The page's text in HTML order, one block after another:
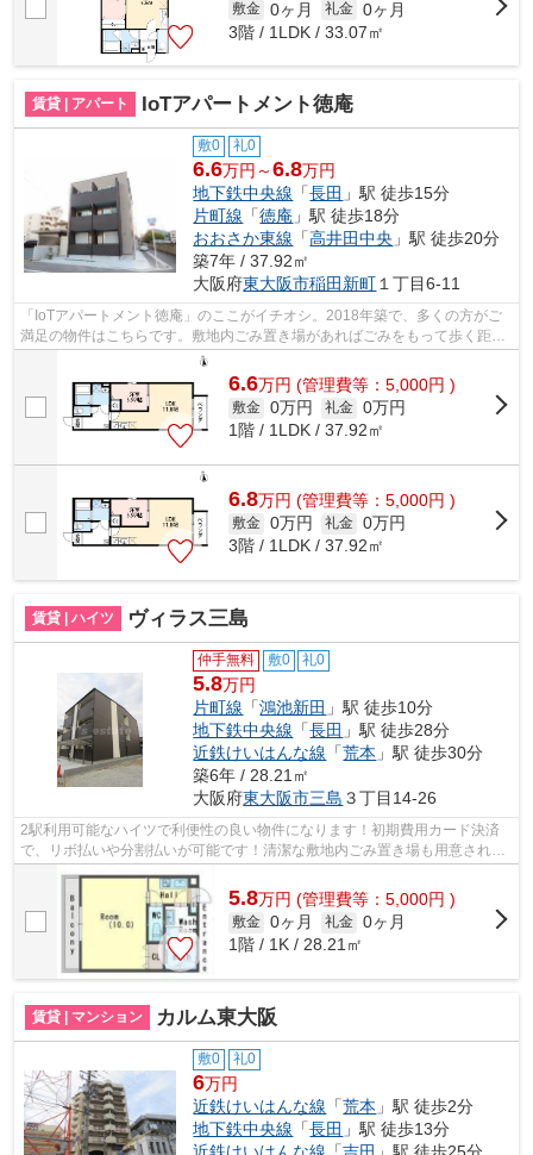
敷金 0ヶ月 礼金 0ヶ月
3階 / 1LDK / 33.07㎡
賃貸 | アパート IoTアパートメント徳庵
敷0 礼0
6.6万円～6.8万円
地下鉄中央線 「長田 」駅 徒歩15分
片町線 「徳庵 」駅 徒歩18分
おおさか東線 「高井田中央 」駅 徒歩20分
築7年 / 37.92㎡
大阪府東大阪市稲田新町 １丁目6-11
「IoTアパートメント徳庵」のここがイチオシ。2018年築で、多くの方がご
満足の物件はこちらです。敷地内ごみ置き場があればごみをもって歩く距離
も少なくてすみます。こちらの物件は、...
6.6万円 (管理費等：5,000円 )
敷金 0万円 礼金 0万円
1階 / 1LDK / 37.92㎡
6.8万円 (管理費等：5,000円 )
敷金 0万円 礼金 0万円
3階 / 1LDK / 37.92㎡
賃貸 | ハイツ ヴィラス三島
仲手無料 敷0 礼0
5.8万円
片町線 「鴻池新田 」駅 徒歩10分
地下鉄中央線 「長田 」駅 徒歩28分
近鉄けいはんな線 「荒本 」駅 徒歩30分
築6年 / 28.21㎡
大阪府東大阪市三島 ３丁目14-26
2駅利用可能なハイツで利便性の良い物件になります！初期費用カード決済
で、リボ払いや分割払いが可能です！清潔な敷地内ごみ置き場も用意されて
おります！駅まで徒歩10分の、快適なア...
5.8万円 (管理費等：5,000円 )
敷金 0ヶ月 礼金 0ヶ月
1階 / 1K / 28.21㎡
賃貸 | マンション カルム東大阪
敷0 礼0
6万円
近鉄けいはんな線 「荒本 」駅 徒歩2分
地下鉄中央線 「長田 」駅 徒歩13分
近鉄けいはんな線 「吉田 」駅 徒歩25分